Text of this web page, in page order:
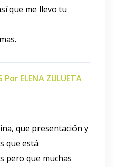
que me llevo tu
Por ELENA ZULUETA
que presentación y
que está
pero que muchas